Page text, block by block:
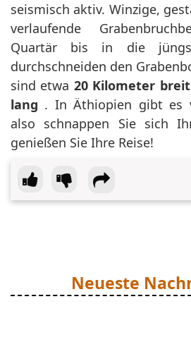
seismisch aktiv. Winzige,
verlaufende
Quartär bis in die
durchschneiden den
sind etwa 20 Kilometer
lang . In Äthiopien gibt es
also schnappen Sie sich
genießen Sie Ihre Reise!
Neueste